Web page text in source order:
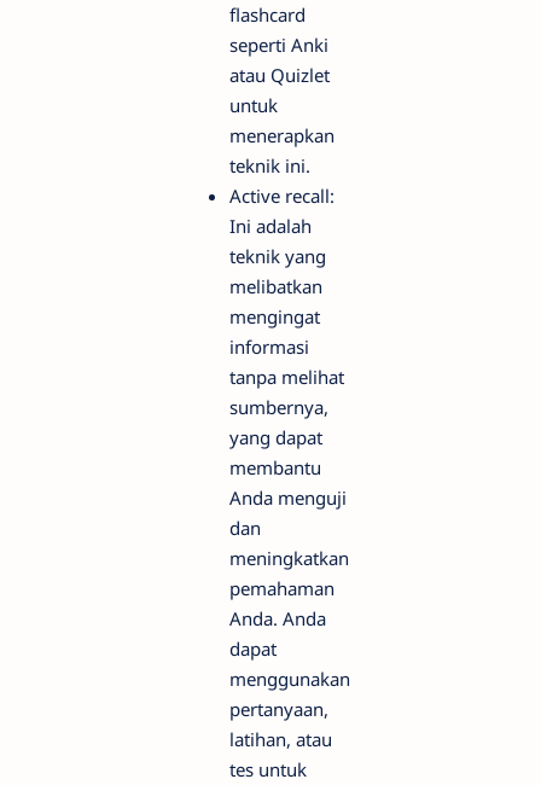
flashcard
seperti Anki
atau Quizlet
untuk
menerapkan
teknik ini.
Active recall:
Ini adalah
teknik yang
melibatkan
mengingat
informasi
tanpa melihat
sumbernya,
yang dapat
membantu
Anda menguji
dan
meningkatkan
pemahaman
Anda. Anda
dapat
menggunakan
pertanyaan,
latihan, atau
tes untuk